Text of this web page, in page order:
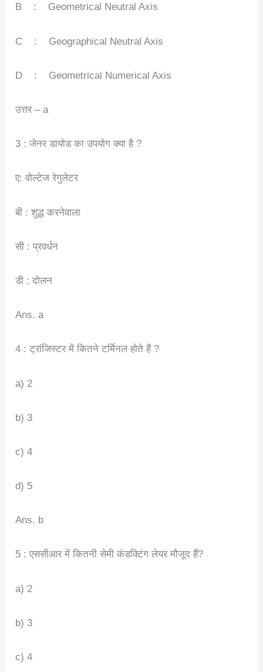
B : Geometrical Neutral Axis
C : Geographical Neutral Axis
D : Geometrical Numerical Axis
उत्तर – a
3 : जेनर डायोड का उपयोग क्या है ?
ए: वोल्टेज रेगुलेटर
बी : शुद्ध करनेवाला
सी : प्रवर्धन
डी : दोलन
Ans. a
4 : ट्रांजिस्टर में कितने टर्मिनल होते हैं ?
a) 2
b) 3
c) 4
d) 5
Ans. b
5 : एससीआर में कितनी सेमी कंडक्टिंग लेयर मौजूद हैं?
a) 2
b) 3
c) 4